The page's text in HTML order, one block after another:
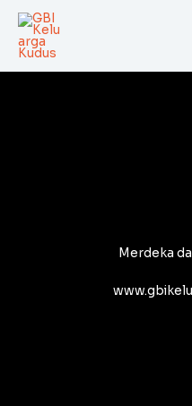
Skip
content
Merdeka